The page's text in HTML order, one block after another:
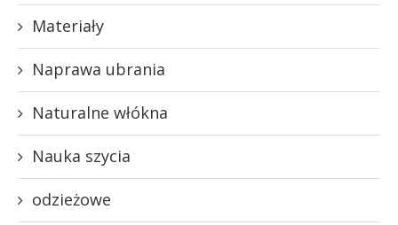
Materiały
Naprawa ubrania
Naturalne włókna
Nauka szycia
odzieżowe